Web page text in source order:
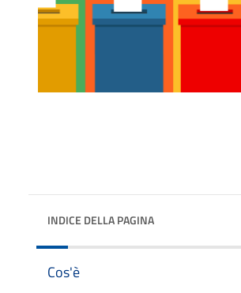
INDICE DELLA PAGINA
Cos'è